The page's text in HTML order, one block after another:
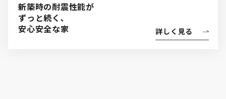
新築時の耐震性能が
ずっと続く､
安心安全な家
詳しく見る